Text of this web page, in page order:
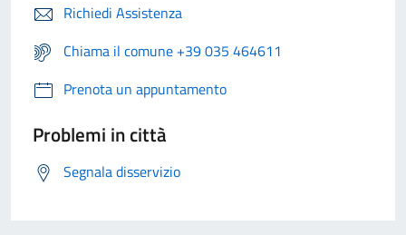
Richiedi Assistenza
Chiama il comune +39 035 464611
Prenota un appuntamento
Problemi in città
Segnala disservizio